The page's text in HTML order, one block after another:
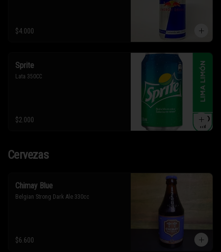
$4.000
Sprite
Lata 350CC
$2.000
Cervezas
Chimay Blue
Belgian Strong Dark Ale 330cc
$6.600